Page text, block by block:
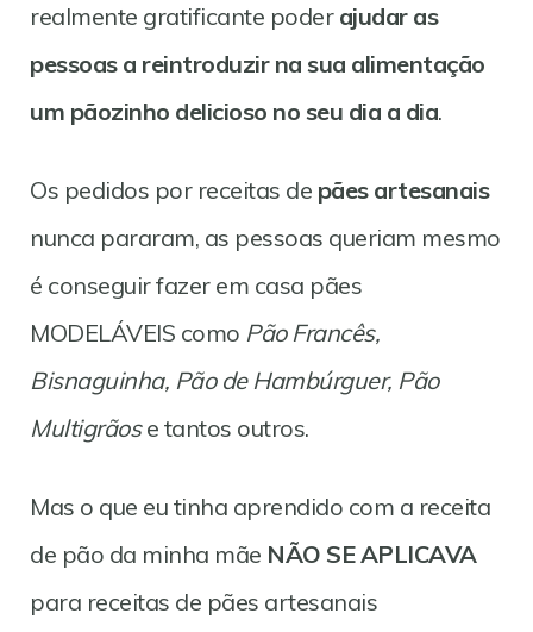
realmente gratificante poder ajudar as
pessoas a reintroduzir na sua alimentação
um pãozinho delicioso no seu dia a dia.
Os pedidos por receitas de pães artesanais
nunca pararam, as pessoas queriam mesmo
é conseguir fazer em casa pães
MODELÁVEIS como Pão Francês,
Bisnaguinha, Pão de Hambúrguer, Pão
Multigrãose tantos outros.
Mas o que eu tinha aprendido com a receita
de pão da minha mãe NÃO SE APLICAVA
para receitas de pães artesanais